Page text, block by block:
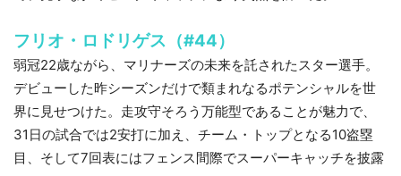
フリオ・ロドリゲス（#44）
弱冠22歳ながら、マリナーズの未来を託されたスター選手。
デビューした昨シーズンだけで類まれなるポテンシャルを世
界に見せつけた。走攻守そろう万能型であることが魅力で、
31日の試合では2安打に加え、チーム・トップとなる10盗塁
目、そして7回表にはフェンス間際でスーパーキャッチを披露